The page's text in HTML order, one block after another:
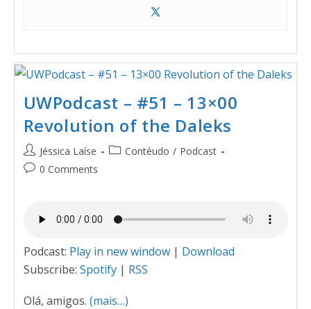
UWPodcast – #51 – 13×00
Revolution of the Daleks
Jéssica Laíse Contéudo / Podcast
0 Comments
Podcast: Play in new window| Download
Subscribe: Spotify| RSS
Olá, amigos. (mais…)